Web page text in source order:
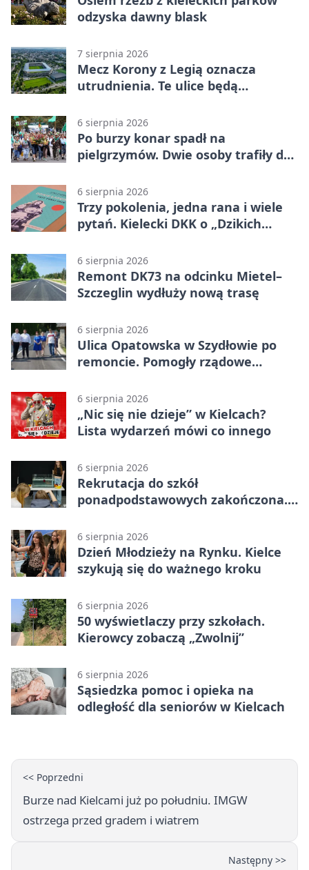
odzyska dawny blask
7 sierpnia 2026
Mecz Korony z Legią oznacza
utrudnienia. Te ulice będą
6 sierpnia 2026
Po burzy konar spadł na
pielgrzymów. Dwie osoby trafiły do
6 sierpnia 2026
Trzy pokolenia, jedna rana i wiele
pytań. Kielecki DKK o „Dzikich
6 sierpnia 2026
Remont DK73 na odcinku Mietel–
Szczeglin wydłuży nową trasę
6 sierpnia 2026
Ulica Opatowska w Szydłowie po
remoncie. Pomogły rządowe
6 sierpnia 2026
„Nic się nie dzieje” w Kielcach?
Lista wydarzeń mówi co innego
6 sierpnia 2026
Rekrutacja do szkół
ponadpodstawowych zakończona.
6 sierpnia 2026
Dzień Młodzieży na Rynku. Kielce
szykują się do ważnego kroku
6 sierpnia 2026
50 wyświetlaczy przy szkołach.
Kierowcy zobaczą „Zwolnij”
6 sierpnia 2026
Sąsiedzka pomoc i opieka na
odległość dla seniorów w Kielcach
<< Poprzedni
Burze nad Kielcami już po południu. IMGW
ostrzega przed gradem i wiatrem
Następny >>